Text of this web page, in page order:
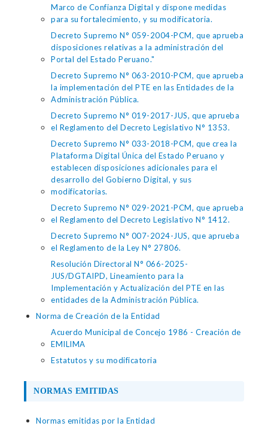
Marco de Confianza Digital y dispone medidas
para su fortalecimiento, y su modificatoria.
Decreto Supremo N° 059-2004-PCM, que aprueba
disposiciones relativas a la administración del
Portal del Estado Peruano."
Decreto Supremo N° 063-2010-PCM, que aprueba
la implementación del PTE en las Entidades de la
Administración Pública.
Decreto Supremo N° 019-2017-JUS, que aprueba
el Reglamento del Decreto Legislativo N° 1353.
Decreto Supremo N° 033-2018-PCM, que crea la
Plataforma Digital Única del Estado Peruano y
establecen disposiciones adicionales para el
desarrollo del Gobierno Digital, y sus
modificatorias.
Decreto Supremo N° 029-2021-PCM, que aprueba
el Reglamento del Decreto Legislativo N° 1412.
Decreto Supremo N° 007-2024-JUS, que aprueba
el Reglamento de la Ley N° 27806.
Resolución Directoral N° 066-2025-
JUS/DGTAIPD, Lineamiento para la
Implementación y Actualización del PTE en las
entidades de la Administración Pública.
Norma de Creación de la Entidad
Acuerdo Municipal de Concejo 1986 - Creación de
EMILIMA
Estatutos y su modificatoria
NORMAS EMITIDAS
Normas emitidas por la Entidad